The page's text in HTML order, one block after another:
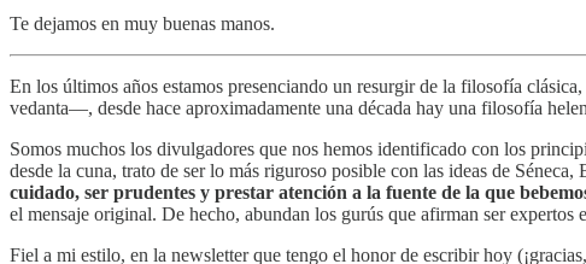
Te dejamos en muy buenas manos.
En los últimos años estamos presenciando un resurgir de la filosofía
vedanta—, desde hace aproximadamente una década hay una filosofía
Somos muchos los divulgadores que nos hemos identificado con los
desde la cuna, trato de ser lo más riguroso posible con las ideas de
cuidado, ser prudentes y prestar atención a la fuente de la que
el mensaje original. De hecho, abundan los gurús que afirman ser expertos
Fiel a mi estilo, en la newsletter que tengo el honor de escribir hoy